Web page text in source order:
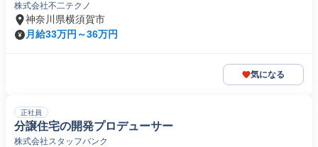
株式会社不二テクノ
神奈川県横須賀市
月給33万円～36万円
気になる
正社員
分譲住宅の開発プロデューサー
株式会社スタッフバンク